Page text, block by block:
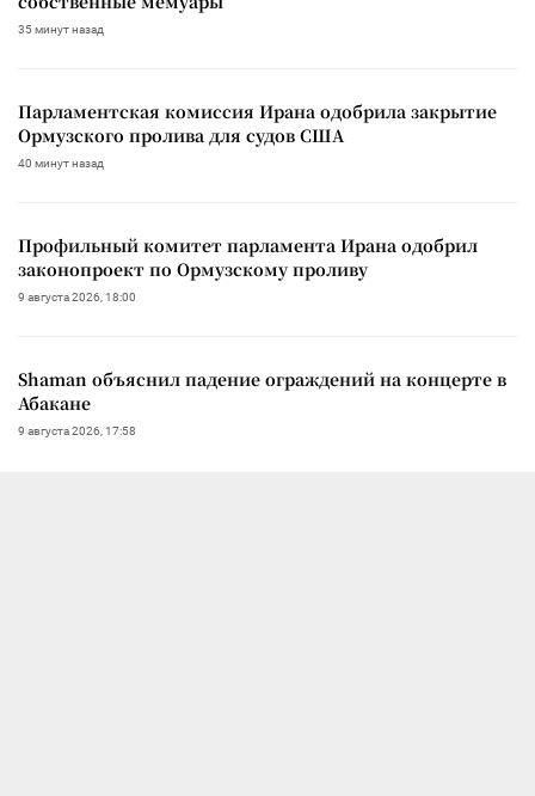
35 минут назад
Парламентская комиссия Ирана одобрила закрытие
Ормузского пролива для судов США
40 минут назад
Профильный комитет парламента Ирана одобрил
законопроект по Ормузскому проливу
9 августа 2026, 18:00
Shaman объяснил падение ограждений на концерте в
Абакане
9 августа 2026, 17:58